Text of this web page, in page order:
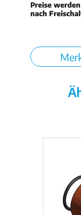
Preise
nach